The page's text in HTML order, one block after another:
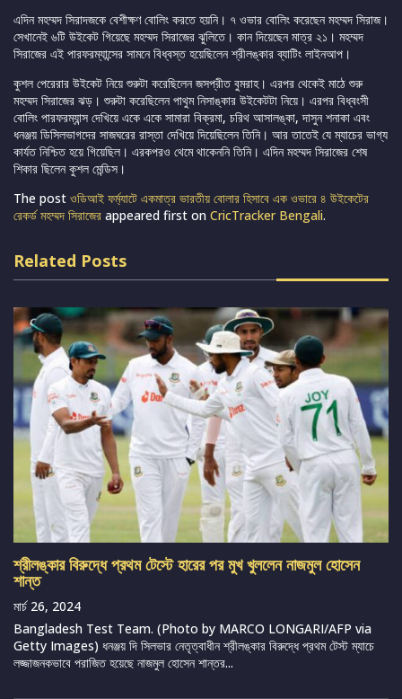
এদিন মহম্মদ সিরাদজকে বেশীক্ষণ বোলিং করতে হয়নি। ৭ ওভার বোলিং করেছেন মহম্মদ সিরাজ।
সেখানেই ৬টি উইকেট গিয়েছে মহম্মদ সিরাজের ঝুলিতে। কান দিয়েছেন মাত্র ২১। মহম্মদ
সিরাজের এই পারফরম্যান্সের সামনে বিধ্বস্ত হয়েছিলেন শ্রীলঙ্কার ব্যাটিং লাইনআপ।
কুশল পেরেরার উইকেট নিয়ে শুরুটা করেছিলেন জসপ্রীত বুমরাহ। এরপর থেকেই মাঠে শুরু
মহম্মদ সিরাজের ঝড়। শুরুটা করেছিলেন পাথুম নিসাঙ্কার উইকেটটা নিয়ে। এরপর বিধ্বংসী
বোলিং পারফরম্যান্স দেখিয়ে একে একে সামারা বিক্রমা, চরিথ আসালঙ্কা, দাসুন শনাকা এবং
ধনঞ্জয় ডিসিলভাগদের সাজঘরের রাস্তা দেখিয়ে দিয়েছিলেন তিনি। আর তাতেই যে ম্যাচের ভাগ্য
কার্যত নিশ্চিত হয়ে গিয়েছিল। এরকপরও থেমে থাকেননি তিনি। এদিন মহম্মদ সিরাজের শেষ
শিকার ছিলেন কুশল মেন্ডিস।
The post ওডিআই ফর্ম্যাটে একমাত্র ভারতীয় বোলার হিসাবে এক ওভারে ৪ উইকেটের
রেকর্ড মহম্মদ সিরাজের appeared first on CricTracker Bengali.
Related Posts
শ্রীলঙ্কার বিরুদ্ধে প্রথম টেস্টে হারের পর মুখ খুললেন নাজমুল হোসেন
শান্ত
মার্চ 26, 2024
Bangladesh Test Team. (Photo by MARCO LONGARI/AFP via
Getty Images) ধনঞ্জয় দি সিলভার নেতৃত্বাধীন শ্রীলঙ্কার বিরুদ্ধে প্রথম টেস্ট ম্যাচে
লজ্জাজনকভাবে পরাজিত হয়েছে নাজমুল হোসেন শান্তর...